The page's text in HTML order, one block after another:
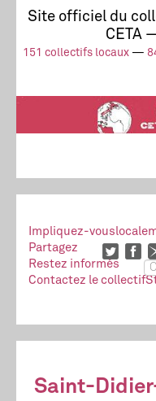
Site officiel du
CETA
151 collectifs locaux —
Actus
Stop à l’impunité !
Impliquez-vous
Partagez
Restez informés
Contactez le collectif
Saint-